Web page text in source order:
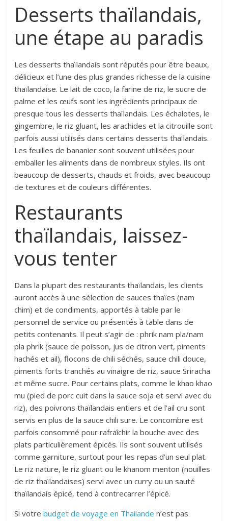
Desserts thaïlandais,
une étape au paradis
Les desserts thaïlandais sont réputés pour être beaux,
délicieux et l’une des plus grandes richesse de la cuisine
thaïlandaise. Le lait de coco, la farine de riz, le sucre de
palme et les œufs sont les ingrédients principaux de
presque tous les desserts thaïlandais. Les échalotes, le
gingembre, le riz gluant, les arachides et la citrouille sont
parfois aussi utilisés dans certains desserts thaïlandais.
Les feuilles de bananier sont souvent utilisées pour
emballer les aliments dans de nombreux styles. Ils ont
beaucoup de desserts, chauds et froids, avec beaucoup
de textures et de couleurs différentes.
Restaurants
thaïlandais, laissez-
vous tenter
Dans la plupart des restaurants thaïlandais, les clients
auront accès à une sélection de sauces thaïes (nam
chim) et de condiments, apportés à table par le
personnel de service ou présentés à table dans de
petits contenants. Il peut s’agir de : phrik nam pla/nam
pla phrik (sauce de poisson, jus de citron vert, piments
hachés et ail), flocons de chili séchés, sauce chili douce,
piments forts tranchés au vinaigre de riz, sauce Sriracha
et même sucre. Pour certains plats, comme le khao khao
mu (pied de porc cuit dans la sauce soja et servi avec du
riz), des poivrons thaïlandais entiers et de l’ail cru sont
servis en plus de la sauce chili sure. Le concombre est
parfois consommé pour rafraîchir la bouche avec des
plats particulièrement épicés. Ils sont souvent utilisés
comme garniture, surtout pour les repas d’un seul plat.
Le riz nature, le riz gluant ou le khanom menton (nouilles
de riz thaïlandaises) servi avec un curry ou un sauté
thaïlandais épicé, tend à contrecarrer l’épicé.
Si votrebudget de voyage en Thailande n’est pas